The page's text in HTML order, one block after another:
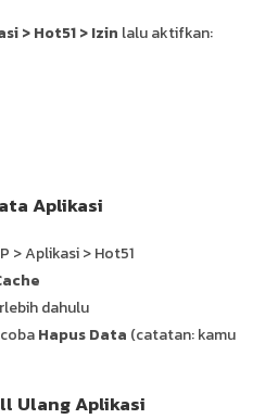
> Hot51 > Izin lalu aktifkan:
Aplikasi
> Aplikasi > Hot51
dahulu
Hapus Data (catatan: kamu
Ulang Aplikasi